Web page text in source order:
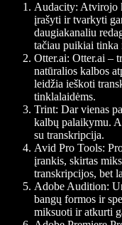
Audacity: Atvirojo
įrašyti ir tvarkyti
daugiakanaliu
tačiau puikiai tinka
Otter.ai: Otter.ai –
natūralios kalbos
leidžia ieškoti
tinklalaidėms.
Trint: Dar vienas
kalbų palaikymu.
su transkripcija.
Avid Pro Tools:
įrankis, skirtas
transkripcijos, bet
Adobe Audition:
bangų formos ir
miksuoti ir atkurti